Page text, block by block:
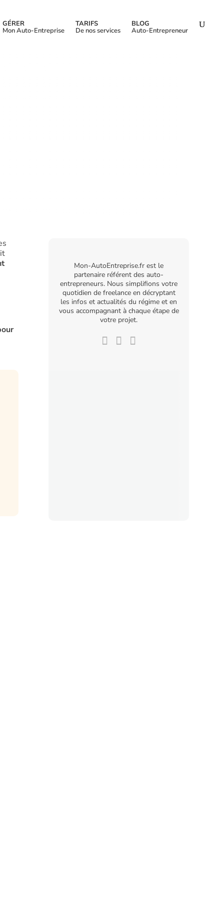
GÉRER
Mon Auto-Entreprise
TARIFS
De nos services
BLOG
Auto-Entrepreneur
Mon-AutoEntreprise.fr est le
partenaire référent des auto-
entrepreneurs. Nous simplifions votre
quotidien de freelance en décryptant
les infos et actualités du régime et en
vous accompagnant à chaque étape de
votre projet.